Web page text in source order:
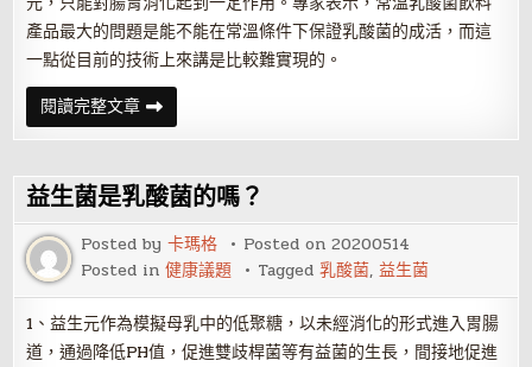
產品最大的問題是能不能在常溫條件下保證乳酸菌的成活，而這
一點從目前的技術上來講是比較難實現的。
閱讀完整文章常
溫
乳
菌
飲
料
中
有
乳
酸
嗎？
益生菌是乳酸菌的嗎？
Posted by卡瑪格 Posted on20200514
Posted in健康議題 Tagged乳酸菌,益生菌
1、益生元作為模擬母乳中的低聚糖，以未經消化的形式進入胃腸
道，通過降低PH值，促進雙歧桿菌等有益菌的生長，間接地促進